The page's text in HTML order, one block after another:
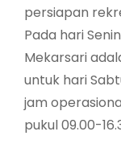
persiapan
Pada hari
Mekarsari
untuk hari
jam
pukul 09.00-